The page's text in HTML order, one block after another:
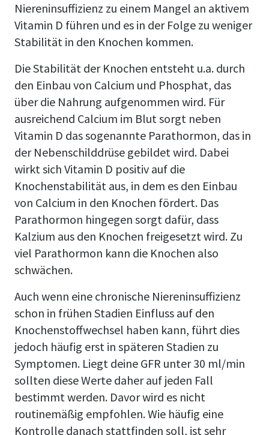
Niereninsuffizienz zu einem Mangel an aktivem
Vitamin D führen und es in der Folge zu weniger
Stabilität in den Knochen kommen.
Die Stabilität der Knochen entsteht u.a. durch
den Einbau von Calcium und Phosphat, das
über die Nahrung aufgenommen wird. Für
ausreichend Calcium im Blut sorgt neben
Vitamin D das sogenannte Parathormon, das in
der Nebenschilddrüse gebildet wird. Dabei
wirkt sich Vitamin D positiv auf die
Knochenstabilität aus, in dem es den Einbau
von Calcium in den Knochen fördert. Das
Parathormon hingegen sorgt dafür, dass
Kalzium aus den Knochen freigesetzt wird. Zu
viel Parathormon kann die Knochen also
schwächen.
Auch wenn eine chronische Niereninsuffizienz
schon in frühen Stadien Einfluss auf den
Knochenstoffwechsel haben kann, führt dies
jedoch häufig erst in späteren Stadien zu
Symptomen. Liegt deine GFR unter 30 ml/min
sollten diese Werte daher auf jeden Fall
bestimmt werden. Davor wird es nicht
routinemäßig empfohlen. Wie häufig eine
Kontrolle danach stattfinden soll, ist sehr